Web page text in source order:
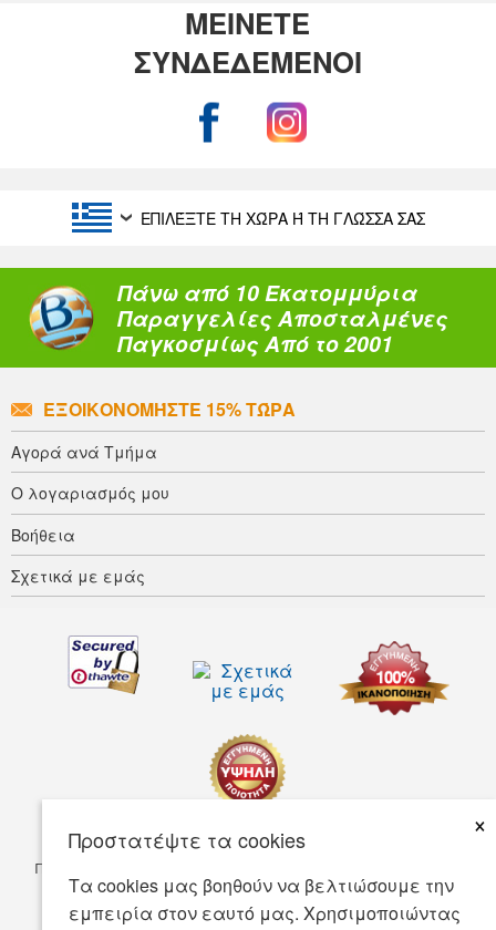
Προστατέψτε τα cookies
×
Τα cookies μας βοηθούν να βελτιώσουμε την
εμπειρία στον εαυτό μας. Χρησιμοποιώντας
ΜΕΙΝΕΤΕ
ΣΥΝΔΕΔΕΜΕΝΟΙ
ΕΠΙΛΈΞΤΕ ΤΗ ΧΏΡΑ Ή ΤΗ ΓΛΏΣΣΑ ΣΑΣ
Πάνω από 10 Εκατομμύρια
Παραγγελίες Αποσταλμένες
Παγκοσμίως Από το 2001
ΕΞΟΙΚΟΝΟΜΉΣΤΕ 15% ΤΏΡΑ
Αγορά ανά Τμήμα
Ο λογαριασμός μου
Βοήθεια
Σχετικά με εμάς
Προσαρμοστικότητα
Πολιτική Ασφάλειας